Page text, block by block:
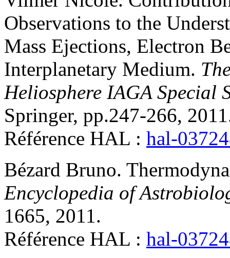
Observations to the
Mass Ejections, Electron
Interplanetary Medium.
Heliosphere IAGA Special
Springer, pp.247-266, 2011
Référence HAL : hal-
Bézard Bruno.
Encyclopedia of
1665, 2011.
Référence HAL : hal-